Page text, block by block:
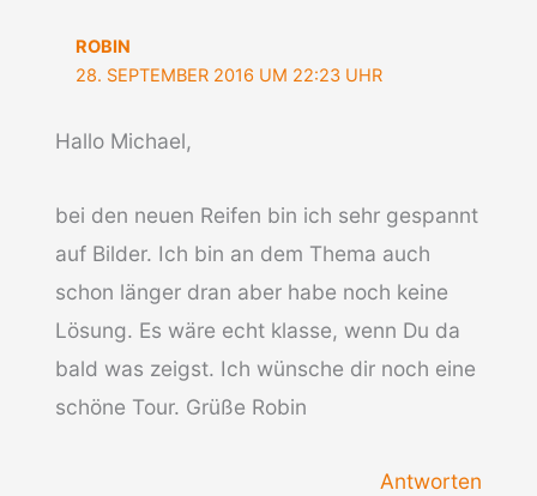
ROBIN
28. SEPTEMBER 2016 UM 22:23 UHR
Hallo Michael,
bei den neuen Reifen bin ich sehr gespannt
auf Bilder. Ich bin an dem Thema auch
schon länger dran aber habe noch keine
Lösung. Es wäre echt klasse, wenn Du da
bald was zeigst. Ich wünsche dir noch eine
schöne Tour. Grüße Robin
Antworten